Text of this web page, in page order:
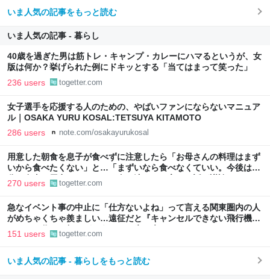
いま人気の記事をもっと読む
いま人気の記事 - 暮らし
40歳を過ぎた男は筋トレ・キャンプ・カレーにハマるというが、女
版は何か？挙げられた例にドキッとする「当てはまって笑った」
236 users togetter.com
女子選手を応援する人のための、やばいファンにならないマニュア
ル｜OSAKA YURU KOSAL:TETSUYA KITAMOTO
286 users note.com/osakayurukosal
用意した朝食を息子が食べずに注意したら「お母さんの料理はまず
いから食べたくない」と…「まずいなら食べなくていい。今後は自
分で食事を用意しなさい。お金は渡す」と言った話が議論に
270 users togetter.com
急なイベント事の中止に「仕方ないよね」って言える関東圏内の人
がめちゃくちゃ羨ましい…遠征だと『キャンセルできない飛行機代
とホテル代』の怒りがどうしても先に来る
151 users togetter.com
いま人気の記事 - 暮らしをもっと読む